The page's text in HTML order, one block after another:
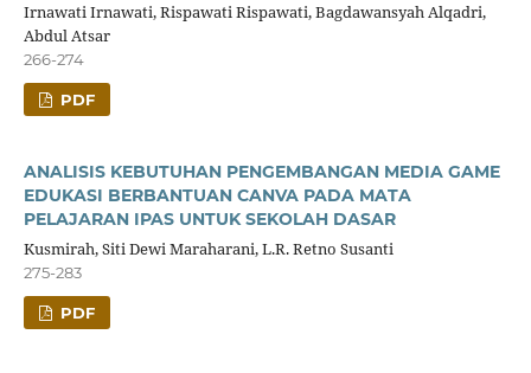
Irnawati Irnawati, Rispawati Rispawati, Bagdawansyah Alqadri,
Abdul Atsar
266-274
PDF
ANALISIS KEBUTUHAN PENGEMBANGAN MEDIA GAME
EDUKASI BERBANTUAN CANVA PADA MATA
PELAJARAN IPAS UNTUK SEKOLAH DASAR
Kusmirah, Siti Dewi Maraharani, L.R. Retno Susanti
275-283
PDF